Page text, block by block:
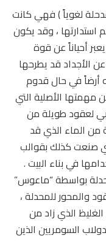
لغوياً ) فهي كانت
استدارتها ، وقد يكون
أحياناً عن قوة
الأجداد قد يطرحها
أرضاً في حال قدوم
مهمتها الأصلية التي
لعقود طويلة من
من الماء الذي قد
صنعت كذلك بقوالب
في بناء البيت .
بواسطة “ماعوس”
والمحور للمحدلة ،
الذي زاد من
السومريين الذين